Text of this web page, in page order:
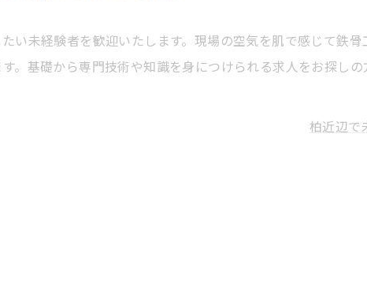
い未経験者を歓迎いたします。現場の空気を肌で感じて鉄
。基礎から専門技術や知識を身につけられる求人をお探し
柏近辺で